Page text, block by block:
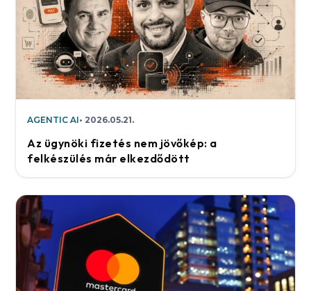
AGENTIC AI 2026.05.21.
Az ügynöki fizetés nem jövőkép: a
felkészülés már elkezdődött